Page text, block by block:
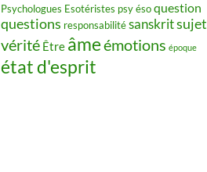
Psychologues Esotéristes psy ésoquestion
questions responsabilitésanskritsujet
vérité Être âmeémotions époque
état d'esprit